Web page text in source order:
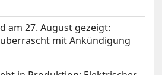
am 27. August gezeigt:
mit Ankündigung